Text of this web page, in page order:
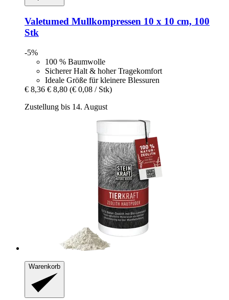
Valetumed Mullkompressen 10 x 10 cm, 100
Stk
-5%
100 % Baumwolle
Sicherer Halt & hoher Tragekomfort
Ideale Größe für kleinere Blessuren
€ 8,36 € 8,80 (€ 0,08 / Stk)
Zustellung bis 14. August
Warenkorb